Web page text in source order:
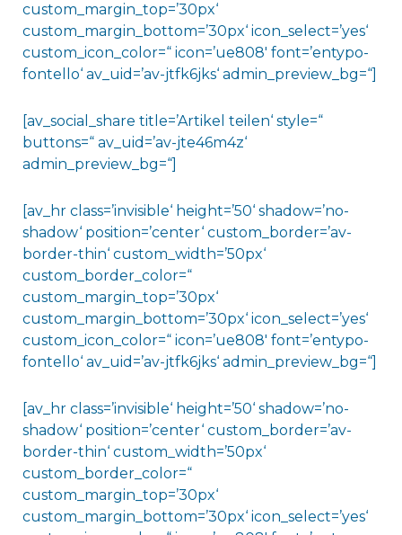
custom_margin_top=’30px‘
custom_margin_bottom=’30px‘ icon_select=’yes‘
custom_icon_color=“ icon=’ue808′ font=’entypo-
fontello‘ av_uid=’av-jtfk6jks‘ admin_preview_bg=“]
[av_social_share title=’Artikel teilen‘ style=“
buttons=“ av_uid=’av-jte46m4z‘
admin_preview_bg=“]
[av_hr class=’invisible‘ height=’50‘ shadow=’no-
shadow‘ position=’center‘ custom_border=’av-
border-thin‘ custom_width=’50px‘
custom_border_color=“
custom_margin_top=’30px‘
custom_margin_bottom=’30px‘ icon_select=’yes‘
custom_icon_color=“ icon=’ue808′ font=’entypo-
fontello‘ av_uid=’av-jtfk6jks‘ admin_preview_bg=“]
[av_hr class=’invisible‘ height=’50‘ shadow=’no-
shadow‘ position=’center‘ custom_border=’av-
border-thin‘ custom_width=’50px‘
custom_border_color=“
custom_margin_top=’30px‘
custom_margin_bottom=’30px‘ icon_select=’yes‘